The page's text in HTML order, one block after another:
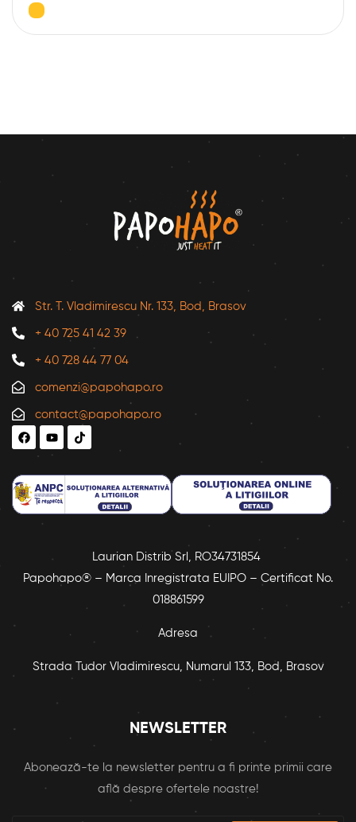
Str. T. Vladimirescu Nr. 133, Bod, Brasov
+ 40 725 41 42 39
+ 40 728 44 77 04
comenzi@papohapo.ro
contact@papohapo.ro
Laurian Distrib Srl, RO34731854
Papohapo® – Marca Inregistrata EUIPO – Certificat No.
018861599
Adresa
Strada Tudor Vladimirescu, Numarul 133, Bod, Brasov
NEWSLETTER
Abonează-te la newsletter pentru a fi printe primii care
află despre ofertele noastre!